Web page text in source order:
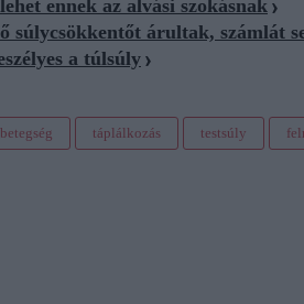
ennek az alvási szokásnak
súlycsökkentőt árultak, számlát
a túlsúly
betegség táplálkozás testsúly